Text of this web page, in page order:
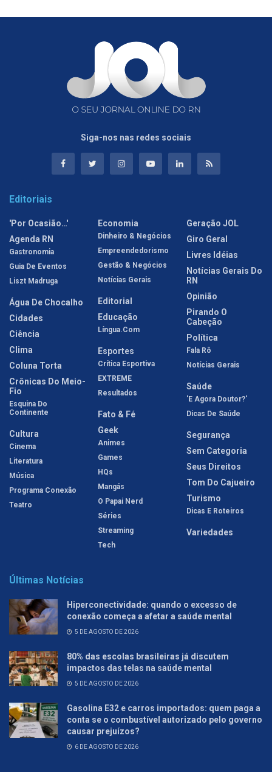
Siga-nos nas redes sociais
Editoriais
'Por Ocasião…'
Agenda RN
Gastronomia
Guia De Eventos
Liszt Madruga
Água De Chocalho
Cidades
Ciência
Clima
Coluna Torta
Crônicas Do Meio-
Fio
Esquina Do
Continente
Cultura
Cinema
Literatura
Música
Programa Conexão
Teatro
Economia
Dinheiro & Negócios
Empreendedorismo
Gestão & Negócios
Notícias Gerais
Editorial
Educação
Língua.com
Esportes
Crítica Esportiva
EXTREME
Resultados
Fato & Fé
Geek
Animes
Games
HQs
Mangás
O Papai Nerd
Séries
Streaming
Tech
Geração JOL
Giro Geral
Livres Idéias
Notícias Gerais Do
RN
Opinião
Pirando O
Cabeção
Política
Fala Rô
Notícias Gerais
Saúde
'E Agora Doutor?'
Dicas De Saúde
Segurança
Sem Categoria
Seus Direitos
Tom Do Cajueiro
Turismo
Dicas E Roteiros
Variedades
Últimas Notícias
Hiperconectividade: quando o excesso de
conexão começa a afetar a saúde mental
5 DE AGOSTO DE 2026
80% das escolas brasileiras já discutem
impactos das telas na saúde mental
5 DE AGOSTO DE 2026
Gasolina E32 e carros importados: quem paga a
conta se o combustível autorizado pelo governo
causar prejuízos?
6 DE AGOSTO DE 2026